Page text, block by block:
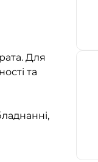
Для
та